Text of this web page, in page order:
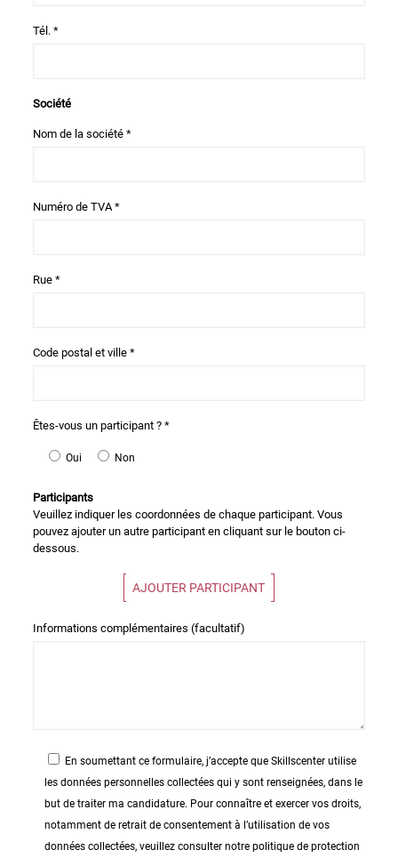
Tél. *
Société
Nom de la société *
Numéro de TVA *
Rue *
Code postal et ville *
Êtes-vous un participant ? *
Oui Non
Participants
Veuillez indiquer les coordonnées de chaque participant. Vous
pouvez ajouter un autre participant en cliquant sur le bouton ci-
dessous.
AJOUTER PARTICIPANT
Informations complémentaires (facultatif)
En soumettant ce formulaire, j’accepte que Skillscenter utilise
les données personnelles collectées qui y sont renseignées, dans le
but de traiter ma candidature. Pour connaître et exercer vos droits,
notamment de retrait de consentement à l’utilisation de vos
données collectées, veuillez consulter notre politique de protection